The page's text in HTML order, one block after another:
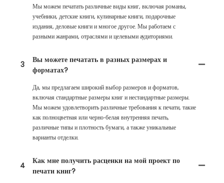
Мы можем печатать различные виды книг, включая романы,
учебники, детские книги, кулинарные книги, подарочные
издания, деловые книги и многое другое. Мы работаем с
разными жанрами, отраслями и целевыми аудиториями.
3
Вы можете печатать в разных размерах и
форматах?
Да, мы предлагаем широкий выбор размеров и форматов,
включая стандартные размеры книг и нестандартные размеры.
Мы можем удовлетворить различные требования к печати, такие
как полноцветная или черно-белая внутренняя печать,
различные типы и плотность бумаги, а также уникальные
варианты отделки.
4
Как мне получить расценки на мой проект по
печати книг?